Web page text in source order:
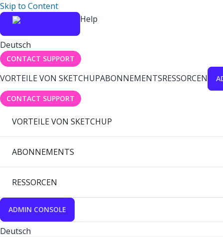
Skip to Content
Help
Deutsch
CONTACT SUPPORT
VORTEILE VON SKETCHUPABONNEMENTSRESSORCEN
CONTACT SUPPORT
VORTEILE VON SKETCHUP
ABONNEMENTS
RESSORCEN
ADMIN CONSOLE
Deutsch